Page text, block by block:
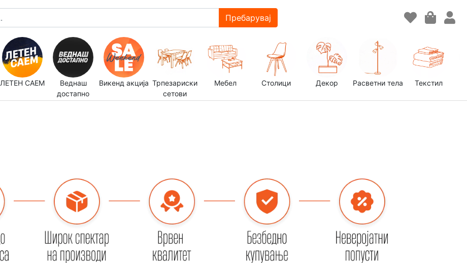
Пребарувај
ЛЕТЕН САЕМ
Веднаш
достапно
Викенд акција Трпезариски
сетови
Мебел Столици Декор Расветни тела Текстил